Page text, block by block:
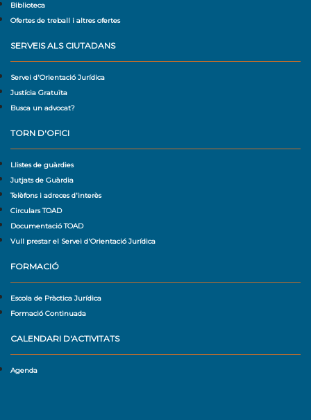
Biblioteca
Ofertes de treball i altres ofertes
SERVEIS ALS CIUTADANS
Servei d'Orientació Jurídica
Justícia Gratuïta
Busca un advocat?
TORN D'OFICI
Llistes de guàrdies
Jutjats de Guàrdia
Telèfons i adreces d'interès
Circulars TOAD
Documentació TOAD
Vull prestar el Servei d'Orientació Jurídica
FORMACIÓ
Escola de Pràctica Jurídica
Formació Continuada
CALENDARI D'ACTIVITATS
Agenda